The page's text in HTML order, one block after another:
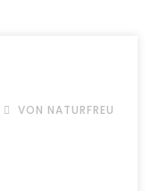
VON NATURFREU